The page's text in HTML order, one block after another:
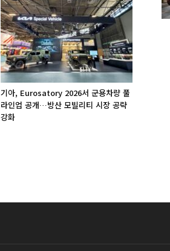
기아, Eurosatory 2026서 군용차량 풀
라인업 공개…방산 모빌리티 시장 공략
강화